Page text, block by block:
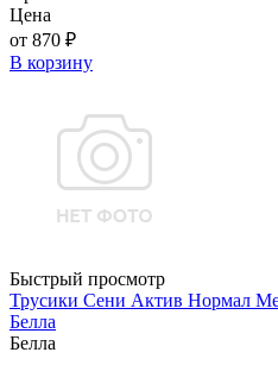
Цена
от 870 ₽
В корзину
Быстрый просмотр
Трусики Сени Актив Нормал
Белла
Белла